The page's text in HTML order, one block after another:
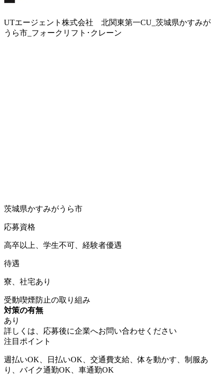
UTエージェント株式会社 北関東第一CU_茨城県かすみが
うら市_フォークリフト･クレーン
茨城県かすみがうら市
応募資格
高卒以上、学生不可、経験者優遇
待遇
寮、社宅あり
受動喫煙防止の取り組み
対策の有無
あり
詳しくは、応募後に企業へお問い合わせください
注目ポイント
週払いOK、日払いOK、交通費支給、体を動かす、制服あ
り、バイク通勤OK、車通勤OK